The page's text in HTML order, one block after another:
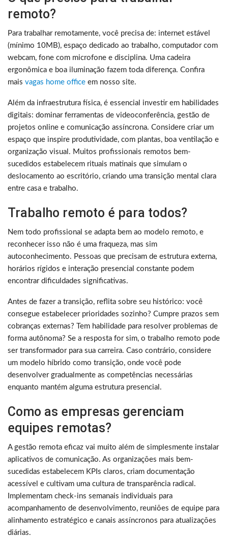
remoto?
Para trabalhar remotamente, você precisa de: internet estável
(mínimo 10MB), espaço dedicado ao trabalho, computador com
webcam, fone com microfone e disciplina. Uma cadeira
ergonômica e boa iluminação fazem toda diferença. Confira
mais vagas home office em nosso site.
Além da infraestrutura física, é essencial investir em habilidades
digitais: dominar ferramentas de videoconferência, gestão de
projetos online e comunicação assíncrona. Considere criar um
espaço que inspire produtividade, com plantas, boa ventilação e
organização visual. Muitos profissionais remotos bem-
sucedidos estabelecem rituais matinais que simulam o
deslocamento ao escritório, criando uma transição mental clara
entre casa e trabalho.
Trabalho remoto é para todos?
Nem todo profissional se adapta bem ao modelo remoto, e
reconhecer isso não é uma fraqueza, mas sim
autoconhecimento. Pessoas que precisam de estrutura externa,
horários rígidos e interação presencial constante podem
encontrar dificuldades significativas.
Antes de fazer a transição, reflita sobre seu histórico: você
consegue estabelecer prioridades sozinho? Cumpre prazos sem
cobranças externas? Tem habilidade para resolver problemas de
forma autônoma? Se a resposta for sim, o trabalho remoto pode
ser transformador para sua carreira. Caso contrário, considere
um modelo híbrido como transição, onde você pode
desenvolver gradualmente as competências necessárias
enquanto mantém alguma estrutura presencial.
Como as empresas gerenciam
equipes remotas?
A gestão remota eficaz vai muito além de simplesmente instalar
aplicativos de comunicação. As organizações mais bem-
sucedidas estabelecem KPIs claros, criam documentação
acessível e cultivam uma cultura de transparência radical.
Implementam check-ins semanais individuais para
acompanhamento de desenvolvimento, reuniões de equipe para
alinhamento estratégico e canais assíncronos para atualizações
diárias.